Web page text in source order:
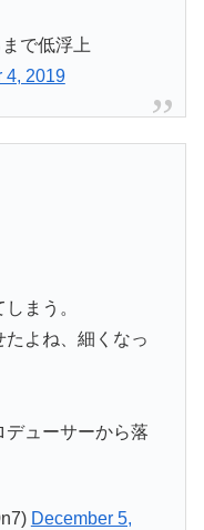
で低浮上
4, 2019
まう。
よね、細くなっ
デューサーから落
December 5,